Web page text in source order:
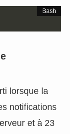
lorsque la
notifications
et à 23